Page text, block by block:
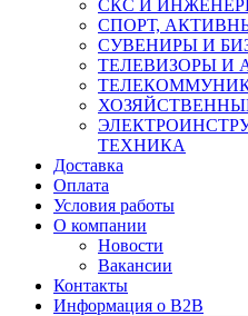
СКС И
СПОРТ,
СУВЕНИРЫ И
ТЕЛЕВИЗОРЫ И
ТЕХНИКА
Доставка
Оплата
Условия работы
О компании
Новости
Вакансии
Контакты
Информация о B2B